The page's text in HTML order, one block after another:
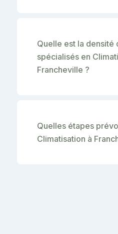
Quelle est la densité
spécialisés en
Francheville ?
Quelles étapes
Climatisation à